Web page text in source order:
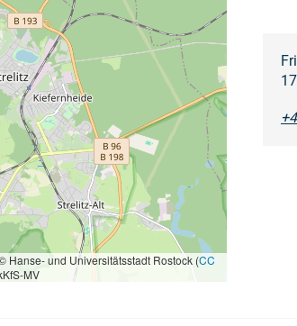
Hanse- und Universitätsstadt Rostock (CC
MV